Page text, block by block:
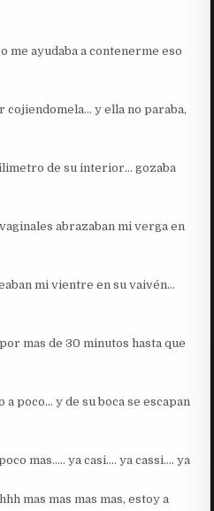
me ayudaba a contenerme eso
cojiendomela… y ella no paraba,
de su interior… gozaba
abrazaban mi verga en
mi vientre en su vaivén…
mas de 30 minutos hasta que
poco… y de su boca se escapan
mas….. ya casi…. ya cassi…. ya
mas mas mas mas, estoy a